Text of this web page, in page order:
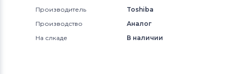
Производитель
Toshiba
Производство
Аналог
На слкаде
В наличии